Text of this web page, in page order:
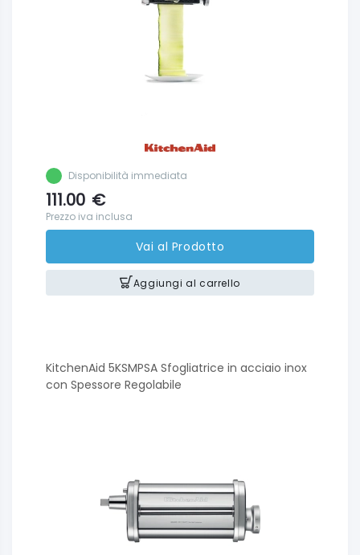
Disponibilità immediata
111.00 €
Prezzo iva inclusa
Vai al Prodotto
Aggiungi al carrello
KitchenAid 5KSMPSA Sfogliatrice in acciaio inox
con Spessore Regolabile